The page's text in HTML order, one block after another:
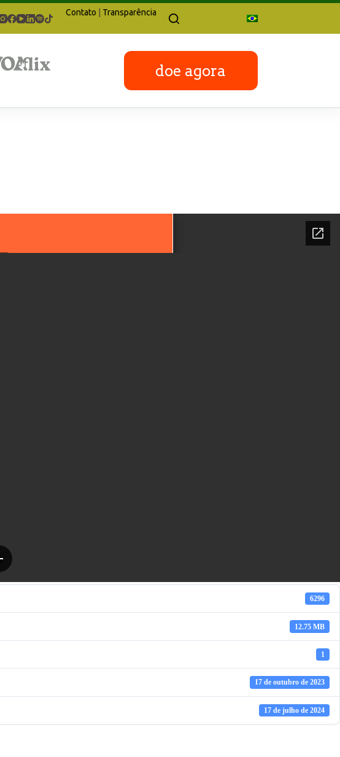
Contato | Transparência
doe agora
6296
12.75 MB
1
17 de outubro de 2023
17 de julho de 2024